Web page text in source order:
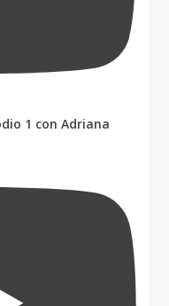
1 con Adriana